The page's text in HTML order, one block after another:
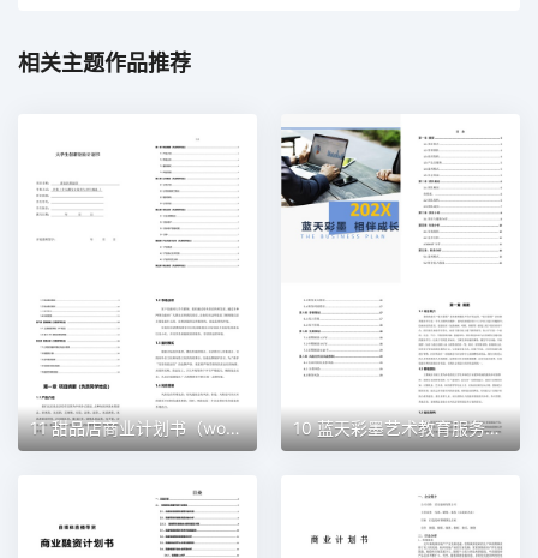
相关主题作品推荐
11 甜品店商业计划书（word+ppt配套）创业计划书word模板 10 蓝天彩墨艺术教育服务平台商业计划书（word+ppt配套）创业计划书word模板